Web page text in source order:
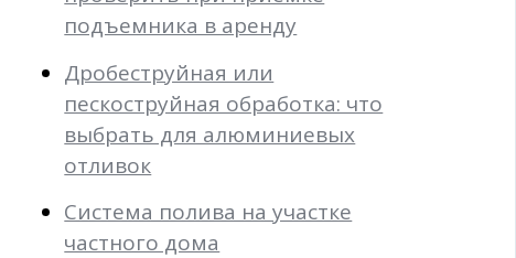
подъемника в аренду
Дробеструйная или
пескоструйная обработка: что
выбрать для алюминиевых
отливок
Система полива на участке
частного дома